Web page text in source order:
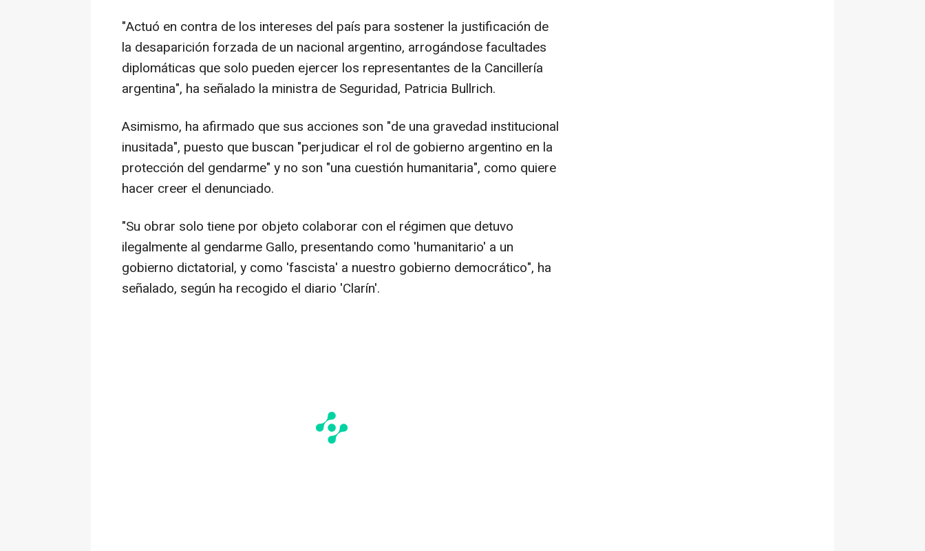
"Actuó en contra de los intereses del país para sostener la justificación de
la desaparición forzada de un nacional argentino, arrogándose facultades
diplomáticas que solo pueden ejercer los representantes de la Cancillería
argentina", ha señalado la ministra de Seguridad, Patricia Bullrich.
Asimismo, ha afirmado que sus acciones son "de una gravedad institucional
inusitada", puesto que buscan "perjudicar el rol de gobierno argentino en la
protección del gendarme" y no son "una cuestión humanitaria", como quiere
hacer creer el denunciado.
"Su obrar solo tiene por objeto colaborar con el régimen que detuvo
ilegalmente al gendarme Gallo, presentando como 'humanitario' a un
gobierno dictatorial, y como 'fascista' a nuestro gobierno democrático", ha
señalado, según ha recogido el diario 'Clarín'.